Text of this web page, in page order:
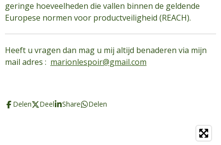
geringe hoeveelheden die vallen binnen de geldende
Europese normen voor productveiligheid (REACH).
Heeft u vragen dan mag u mij altijd benaderen via mijn
mail adres : marionlespoir@gmail.com
Delen Deel Share Delen